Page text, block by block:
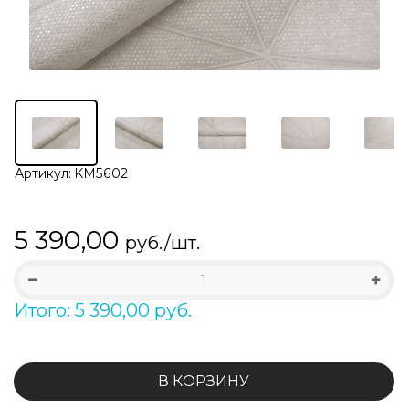
Артикул: KM5602
5 390,00 руб./шт.
Итого: 5 390,00 руб.
В КОРЗИНУ